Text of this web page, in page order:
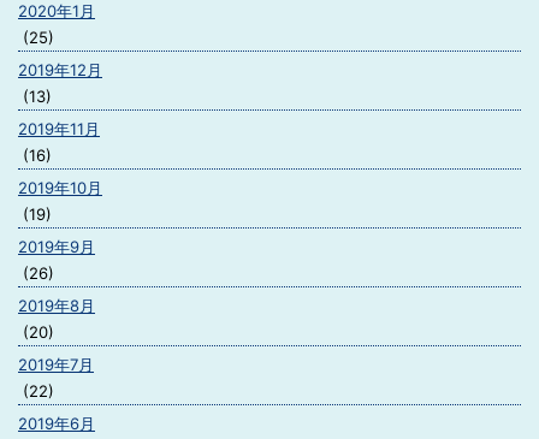
2020年1月
(25)
2019年12月
(13)
2019年11月
(16)
2019年10月
(19)
2019年9月
(26)
2019年8月
(20)
2019年7月
(22)
2019年6月